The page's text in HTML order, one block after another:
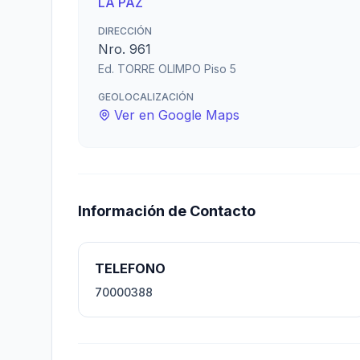
DIRECCIÓN
Nro. 961
Ed. TORRE OLIMPO Piso 5
GEOLOCALIZACIÓN
Ver en Google Maps
Información de Contacto
TELEFONO
70000388